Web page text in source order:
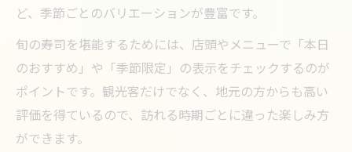
ど、季節ごとのバリエーションが豊富です。
旬の寿司を堪能するためには、店頭やメニューで「本日
のおすすめ」や「季節限定」の表示をチェックするのが
ポイントです。観光客だけでなく、地元の方からも高い
評価を得ているので、訪れる時期ごとに違った楽しみ方
ができます。